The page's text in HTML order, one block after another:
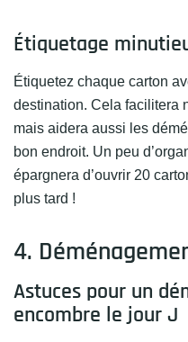
Étiquetage
Étiquetez chaque carton
destination. Cela facilitera
mais aidera aussi les
bon endroit. Un peu
épargnera d’ouvrir 20
plus tard !
4.
Astuces pour un
encombre le jour J